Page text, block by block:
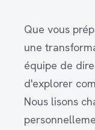
Que vous
une
équipe de
d'explorer
Nous lisons